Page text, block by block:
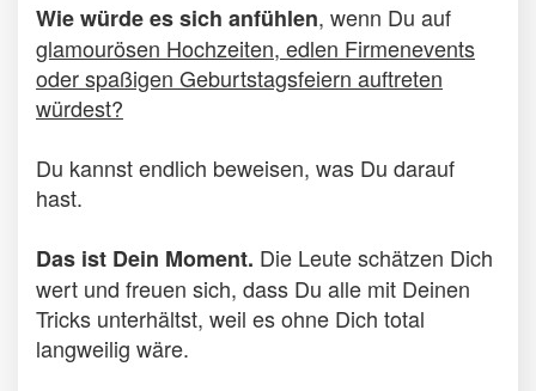
Wie würde es sich anfühlen, wenn Du auf
glamourösen Hochzeiten, edlen Firmenevents
oder spaßigen Geburtstagsfeiern auftreten
würdest?
Du kannst endlich beweisen, was Du darauf
hast.
Das ist Dein Moment. Die Leute schätzen Dich
wert und freuen sich, dass Du alle mit Deinen
Tricks unterhältst, weil es ohne Dich total
langweilig wäre.